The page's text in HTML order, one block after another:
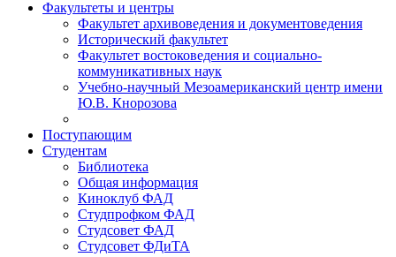
Факультеты и центры
Факультет архивоведения и документоведения
Исторический факультет
Факультет востоковедения и социально-
коммуникативных наук
Учебно-научный Мезоамериканский центр имени
Ю.В. Кнорозова
Поступающим
Студентам
Библиотека
Общая информация
Киноклуб ФАД
Студпрофком ФАД
Студсовет ФАД
Студсовет ФДиТА